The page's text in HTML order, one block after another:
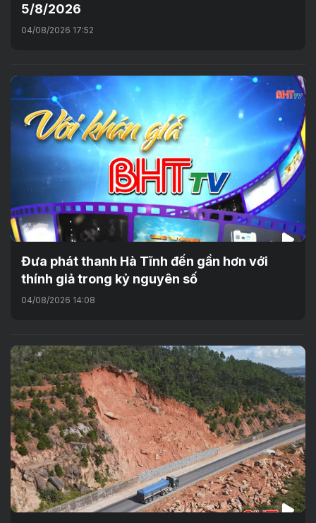
5/8/2026
04/08/2026 17:52
Đưa phát thanh Hà Tĩnh đến gần hơn với
thính giả trong kỷ nguyên số
04/08/2026 14:08